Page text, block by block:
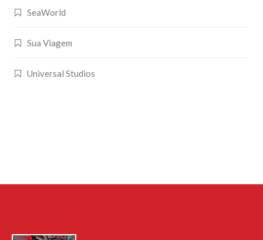
SeaWorld
Sua Viagem
Universal Studios